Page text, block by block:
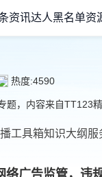
资讯达人黑名单资
热度:4590
题，内容来自TT123
工具箱知识大纲 服
络广告监管，违